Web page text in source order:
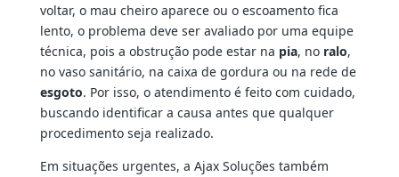
voltar, o mau cheiro aparece ou o escoamento fica
lento, o problema deve ser avaliado por uma equipe
técnica, pois a obstrução pode estar na pia, no ralo,
no vaso sanitário, na caixa de gordura ou na rede de
esgoto. Por isso, o atendimento é feito com cuidado,
buscando identificar a causa antes que qualquer
procedimento seja realizado.
Em situações urgentes, a Ajax Soluções também